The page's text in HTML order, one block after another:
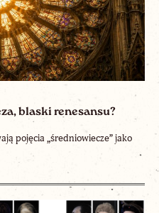
blaski renesansu?
pojęcia „średniowiecze” jako